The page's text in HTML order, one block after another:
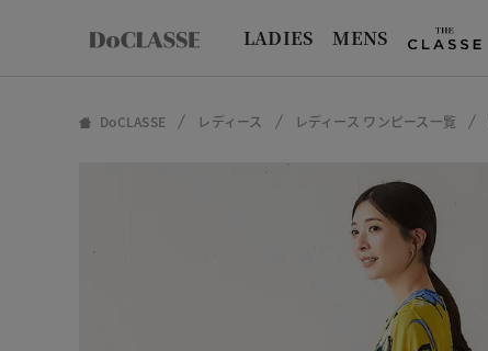
LADIES MENS
DoCLASSE レディース レディース ワンピース一覧